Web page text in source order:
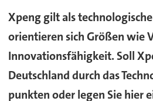
Xpeng gilt als
orientieren sich Größen wie
Innovationsfähigkeit. Soll
Deutschland durch das
punkten oder legen Sie hier